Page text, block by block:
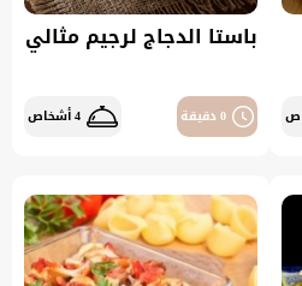
باستا الدجاج لرجيم مثالي
0 دقيقة 4 أشخاص